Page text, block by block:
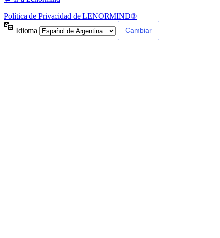
Política de Privacidad de LENORMIND®
Idioma